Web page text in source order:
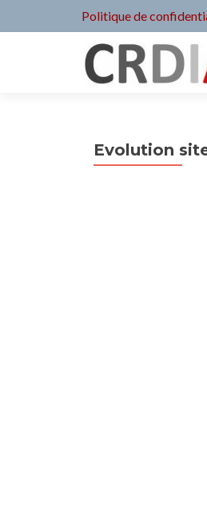
Politique de
Evolution